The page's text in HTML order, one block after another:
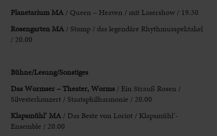
PlanetariumMA / Queen – Heaven / mit Lasershow / 19.30
Rosengarten MA / Stomp / das legendäre Rhythmusspektakel
/ 20.00
Bühne/Lesung/Sonstiges
Das Wormser – Theater, Worms / Ein Strauß Rosen /
Silvesterkonzert / Staatsphilharmonie / 20.00
Klapsmühl’ MA / Das Beste von Loriot / Klapsmühl’-
Ensemble / 20.00